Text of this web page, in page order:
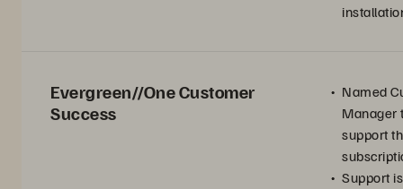
Evergreen//One Customer
Success
Named
Manager
support
Support